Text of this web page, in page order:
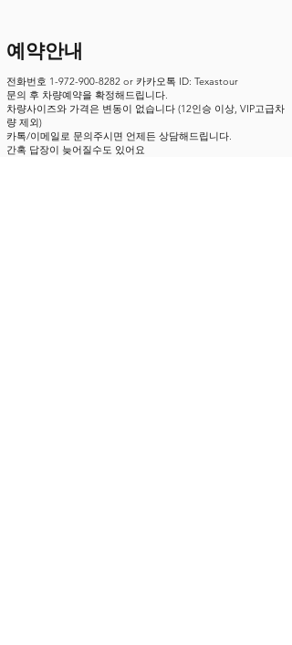
예약안내
전화번호 1-972-900-8282 or 카카오톡 ID: Texastour
문의 후 차량예약을 확정해드립니다.
차량사이즈와 가격은 변동이 없습니다 (12인승 이상, VIP고급차
량 제외)
카톡/이메일로 문의주시면 언제든 상담해드립니다.
간혹 답장이 늦어질수도 있어요